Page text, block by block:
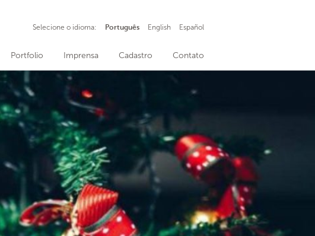
Portfolio Imprensa Cadastro Contato
Selecione o idioma: Português English Español